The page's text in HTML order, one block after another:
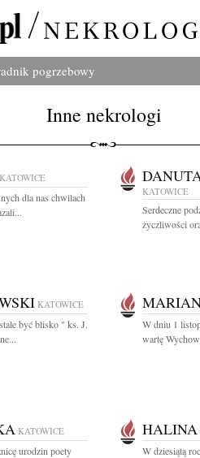
pogrzebowy
Inne nekrologi
KATOWICE
dla nas chwilach
KATOWICE
Serdeczne
życzliwości
KATOWICE
być blisko " ks. J.
W dniu 1
wartę
KATOWICE
urodzin poety
W dziesiątą